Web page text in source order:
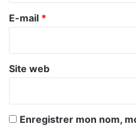
e
E-mail *
Site web
Enregistrer mon nom,